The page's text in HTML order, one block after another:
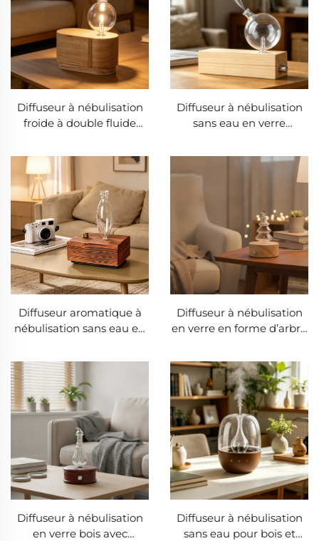
Diffuseur à nébulisation
froide à double fluide
incurvé stratifié sans
contact avec le plastique,
diffuseur d’huiles
essentielles pures en
verre borosilicaté
sphérique
Diffuseur à nébulisation
sans eau en verre
naturel, avec bouton de
commande métallique,
brume froide pour
l’aromathérapie
Diffuseur aromatique à
nébulisation sans eau en
rétro, avec commande à
bouton unique,
dégageant une lumière
ambiante chaude
Diffuseur à nébulisation
en verre en forme d’arbre
à bouton unique et
lumière nocturne
décorative à LED chaude
Diffuseur à nébulisation
en verre bois avec
Diffuseur à nébulisation
sans eau pour bois et